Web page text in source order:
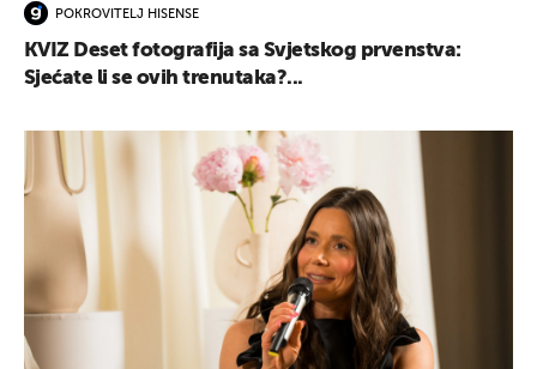
POKROVITELJ HISENSE
KVIZ Deset fotografija sa Svjetskog prvenstva:
Sjećate li se ovih trenutaka?...